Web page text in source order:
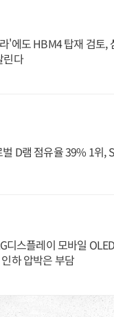
'에도 HBM4 탑재 검토,
린다
D램 점유율 39% 1위,
디스플레이 모바일
하 압박은 부담